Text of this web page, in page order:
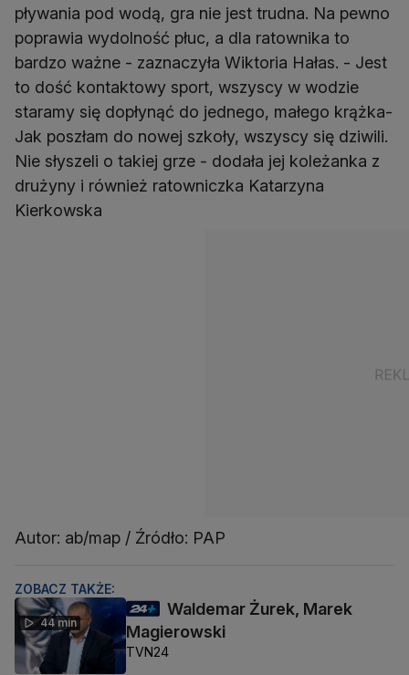
pływania pod wodą, gra nie jest trudna. Na pewno
poprawia wydolność płuc, a dla ratownika to
bardzo ważne - zaznaczyła Wiktoria Hałas. - Jest
to dość kontaktowy sport, wszyscy w wodzie
staramy się dopłynąć do jednego, małego krążka-
Jak poszłam do nowej szkoły, wszyscy się dziwili.
Nie słyszeli o takiej grze - dodała jej koleżanka z
drużyny i również ratowniczka Katarzyna
Kierkowska
Autor: ab/map / Źródło: PAP
ZOBACZ TAKŻE:
44 min
Waldemar Żurek, Marek
Magierowski
TVN24